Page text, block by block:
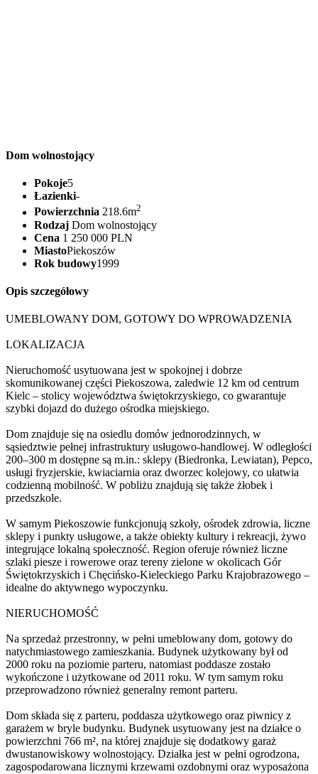
Dom wolnostojący
Pokoje5
Łazienki-
Powierzchnia 218.6m2
Rodzaj Dom wolnostojący
Cena 1 250 000 PLN
MiastoPiekoszów
Rok budowy1999
Opis szczegółowy
UMEBLOWANY DOM, GOTOWY DO WPROWADZENIA
LOKALIZACJA
Nieruchomość usytuowana jest w spokojnej i dobrze
skomunikowanej części Piekoszowa, zaledwie 12 km od centrum
Kielc – stolicy województwa świętokrzyskiego, co gwarantuje
szybki dojazd do dużego ośrodka miejskiego.
Dom znajduje się na osiedlu domów jednorodzinnych, w
sąsiedztwie pełnej infrastruktury usługowo-handlowej. W odległości
200–300 m dostępne są m.in.: sklepy (Biedronka, Lewiatan), Pepco,
usługi fryzjerskie, kwiaciarnia oraz dworzec kolejowy, co ułatwia
codzienną mobilność. W pobliżu znajdują się także żłobek i
przedszkole.
W samym Piekoszowie funkcjonują szkoły, ośrodek zdrowia, liczne
sklepy i punkty usługowe, a także obiekty kultury i rekreacji, żywo
integrujące lokalną społeczność. Region oferuje również liczne
szlaki piesze i rowerowe oraz tereny zielone w okolicach Gór
Świętokrzyskich i Chęcińsko-Kieleckiego Parku Krajobrazowego –
idealne do aktywnego wypoczynku.
NIERUCHOMOŚĆ
Na sprzedaż przestronny, w pełni umeblowany dom, gotowy do
natychmiastowego zamieszkania. Budynek użytkowany był od
2000 roku na poziomie parteru, natomiast poddasze zostało
wykończone i użytkowane od 2011 roku. W tym samym roku
przeprowadzono również generalny remont parteru.
Dom składa się z parteru, poddasza użytkowego oraz piwnicy z
garażem w bryle budynku. Budynek usytuowany jest na działce o
powierzchni 766 m², na której znajduje się dodatkowy garaż
dwustanowiskowy wolnostojący. Działka jest w pełni ogrodzona,
zagospodarowana licznymi krzewami ozdobnymi oraz wyposażona